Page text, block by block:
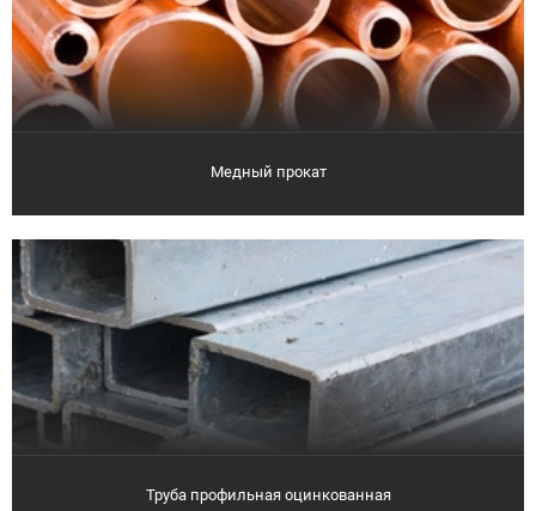
Медный прокат
Труба профильная оцинкованная